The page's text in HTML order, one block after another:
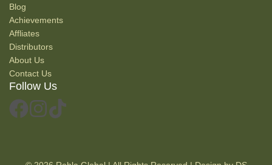
Blog
Achievements
Affliates
Distributors
About Us
Contact Us
Follow Us